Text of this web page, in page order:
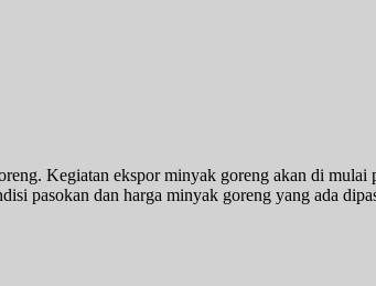
Kegiatan ekspor minyak goreng akan di
pasokan dan harga minyak goreng yang ada